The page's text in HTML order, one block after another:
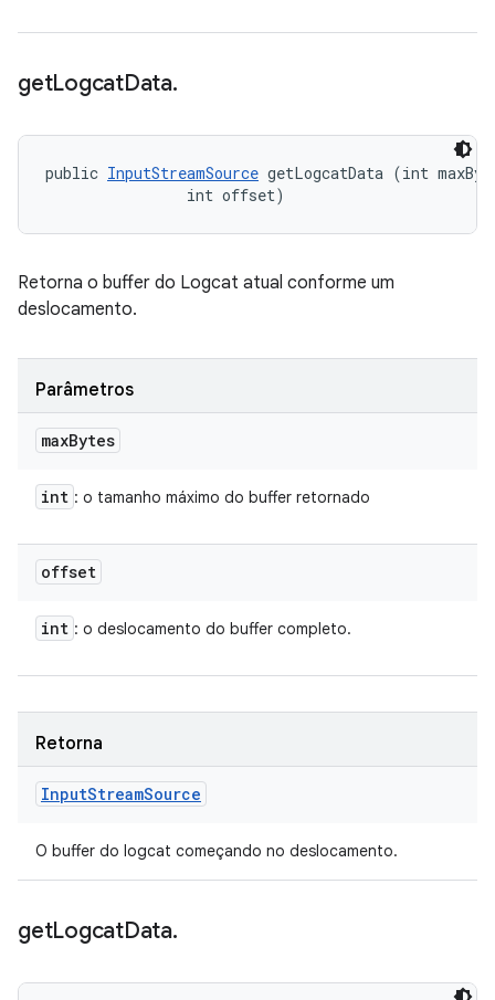
getLogcatData.
public InputStreamSource getLogcatData (int
                int offset)
Retorna o buffer do Logcat atual conforme um
deslocamento.
Parâmetros
maxBytes
int : o tamanho máximo do buffer retornado
offset
int : o deslocamento do buffer completo.
Retorna
InputStreamSource
O buffer do logcat começando no deslocamento.
getLogcatData.